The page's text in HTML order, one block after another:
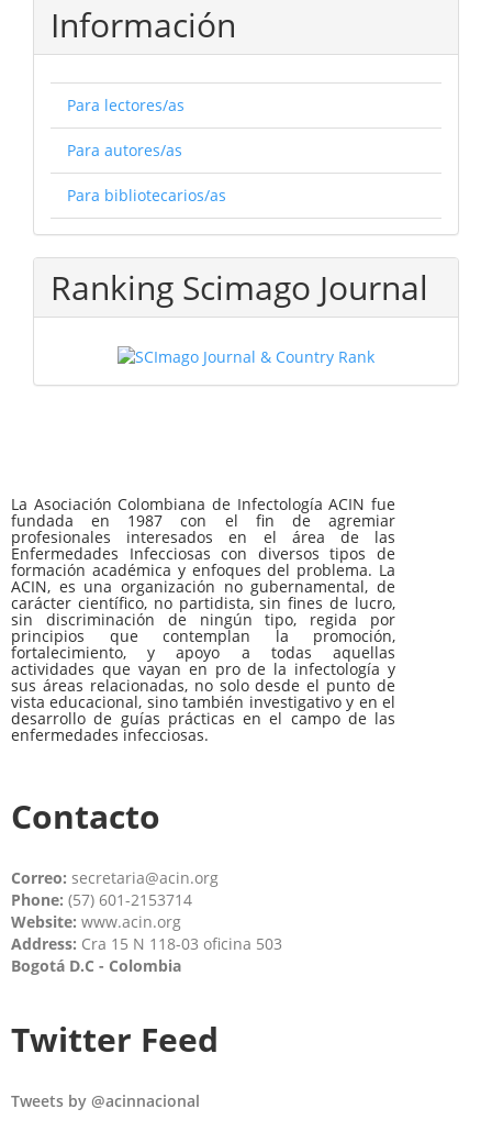
Información
Para lectores/as
Para autores/as
Para bibliotecarios/as
Ranking Scimago Journal
La Asociación Colombiana de Infectología ACIN fue
fundada en 1987 con el fin de agremiar
profesionales interesados en el área de las
Enfermedades Infecciosas con diversos tipos de
formación académica y enfoques del problema. La
ACIN, es una organización no gubernamental, de
carácter científico, no partidista, sin fines de lucro,
sin discriminación de ningún tipo, regida por
principios que contemplan la promoción,
fortalecimiento, y apoyo a todas aquellas
actividades que vayan en pro de la infectología y
sus áreas relacionadas, no solo desde el punto de
vista educacional, sino también investigativo y en el
desarrollo de guías prácticas en el campo de las
enfermedades infecciosas.
Contacto
Correo: secretaria@acin.org
Phone: (57) 601-2153714
Website: www.acin.org
Address: Cra 15 N 118-03 oficina 503
Bogotá D.C - Colombia
Twitter Feed
Tweets by @acinnacional